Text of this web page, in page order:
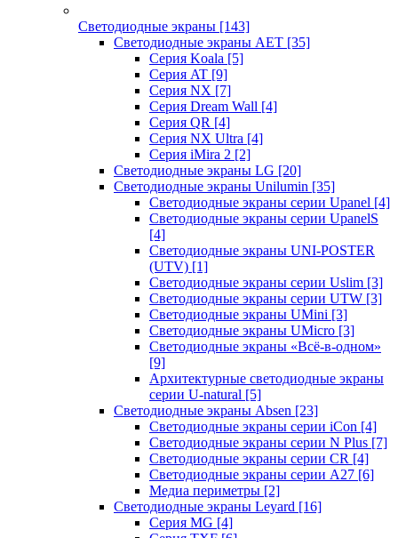
Светодиодные экраны [143]
Светодиодные экраны AET [35]
Cерия Koala [5]
Серия AT [9]
Серия NX [7]
Серия Dream Wall [4]
Серия QR [4]
Серия NX Ultra [4]
Серия iMira 2 [2]
Светодиодные экраны LG [20]
Светодиодные экраны Unilumin [35]
Светодиодные экраны серии Upanel [4]
Светодиодные экраны серии UpanelS
[4]
Светодиодные экраны UNI-POSTER
(UTV) [1]
Светодиодные экраны серии Uslim [3]
Светодиодные экраны серии UTW [3]
Светодиодные экраны UMini [3]
Светодиодные экраны UMicro [3]
Светодиодные экраны «Всё-в-одном»
[9]
Архитектурные светодиодные экраны
серии U-natural [5]
Светодиодные экраны Absen [23]
Светодиодные экраны серии iCon [4]
Светодиодные экраны серии N Plus [7]
Светодиодные экраны серии CR [4]
Светодиодные экраны серии А27 [6]
Медиа периметры [2]
Светодиодные экраны Leyard [16]
Серия MG [4]